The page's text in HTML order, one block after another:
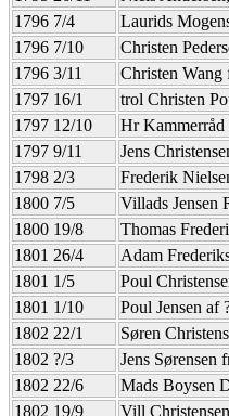
1796 7/4
Laurids
1796 7/10
Christen
1796 3/11
Christen Wang
1797 16/1
trol Christen
1797 12/10
Hr Kammerråd
1797 9/11
Jens
1798 2/3
Frederik
1800 7/5
Villads Jensen
1800 19/8
Thomas
1801 26/4
Adam
1801 1/5
Poul
1801 1/10
Poul Jensen af
1802 22/1
Søren
1802 ?/3
Jens Sørensen
1802 22/6
Mads Boysen
1802 19/9
Vill